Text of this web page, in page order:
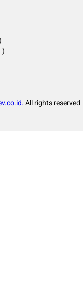
)
All rights reserved